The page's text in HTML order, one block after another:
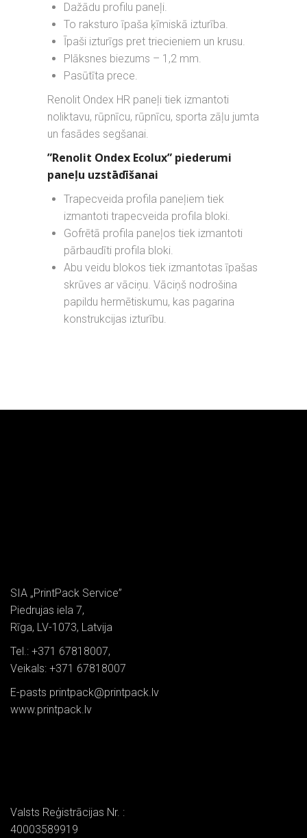
Dažādu profilu paneļi.
To raksturo īpaša ķīmiskā izturība.
Īpaši izturīgs pret triecieniem un krusu.
Plāksnes biezums – 1,2 mm.
Pasūtīta prece.
Renolit Ondex HR paneļi tiek izmantoti
noliktavu, rūpnīcu, rūpnīcu, sporta zāļu jumta
un fasādes segšanai.
”Renolit Ondex Ecolux” piederumi
paneļu uzstādīšanai
Trapecveida profila paneļiem tiek
izmantoti trapecveida profila bloki.
Gofrētā profila paneļos tiek izmantoti
pārbaudīti profila bloki.
Abu veidu blokos tiek izmantotas īpašas
skrūves ar vāciņu. Vāciņš nodrošina
papildu hermētiskumu, kas pagarina
konstrukcijas izturību.
SIA „PrintPack Service”
Piedrujas iela 7,
Rīga, LV-1073, Latvija
Tel.: +371 67818007,
Veikals: +371 67818007
E-pasts printpack@printpack.lv
www.printpack.lv
Valsts Reģistrācijas Nr. :
40003589919